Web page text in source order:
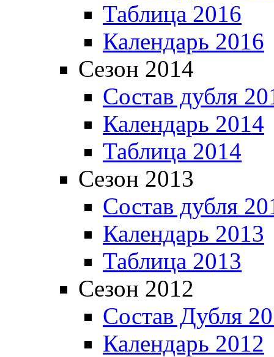
Таблица 2016
Календарь 2016
Сезон 2014
Состав дубля
Календарь 2014
Таблица 2014
Сезон 2013
Состав дубля
Календарь 2013
Таблица 2013
Сезон 2012
Состав Дубля
Календарь 2012